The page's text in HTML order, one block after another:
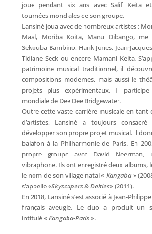
joue pendant six ans avec Salif Keita
tournées mondiales de son groupe.
Lansiné joua avec de nombreux artistes :
Maal, Moriba Koita, Manu Dibango, me
Sekouba Bambino, Hank Jones, Jean-
Tidiane Seck ou encore Mamani Keita.
patrimoine musical traditionnel, il
compositions modernes, mais aussi le
projets plus expérimentaux. Il
mondiale de Dee Dee Bridgewater.
Outre cette vaste carrière musicale en tant
d’artistes, Lansiné a toujours
développer son propre projet musical. Il
balafon à la Philharmonie de Paris. En
propre groupe avec David
vibraphone. Ils ont enregistré deux albums,
le nom de son village natal «Kangaba »
s’appelle «Skyscapers & Deities» (2011).
En 2018, Lansiné s’est associé à Jean-
français aveugle. Le duo a produit un
intitulé « Kangaba-Paris».